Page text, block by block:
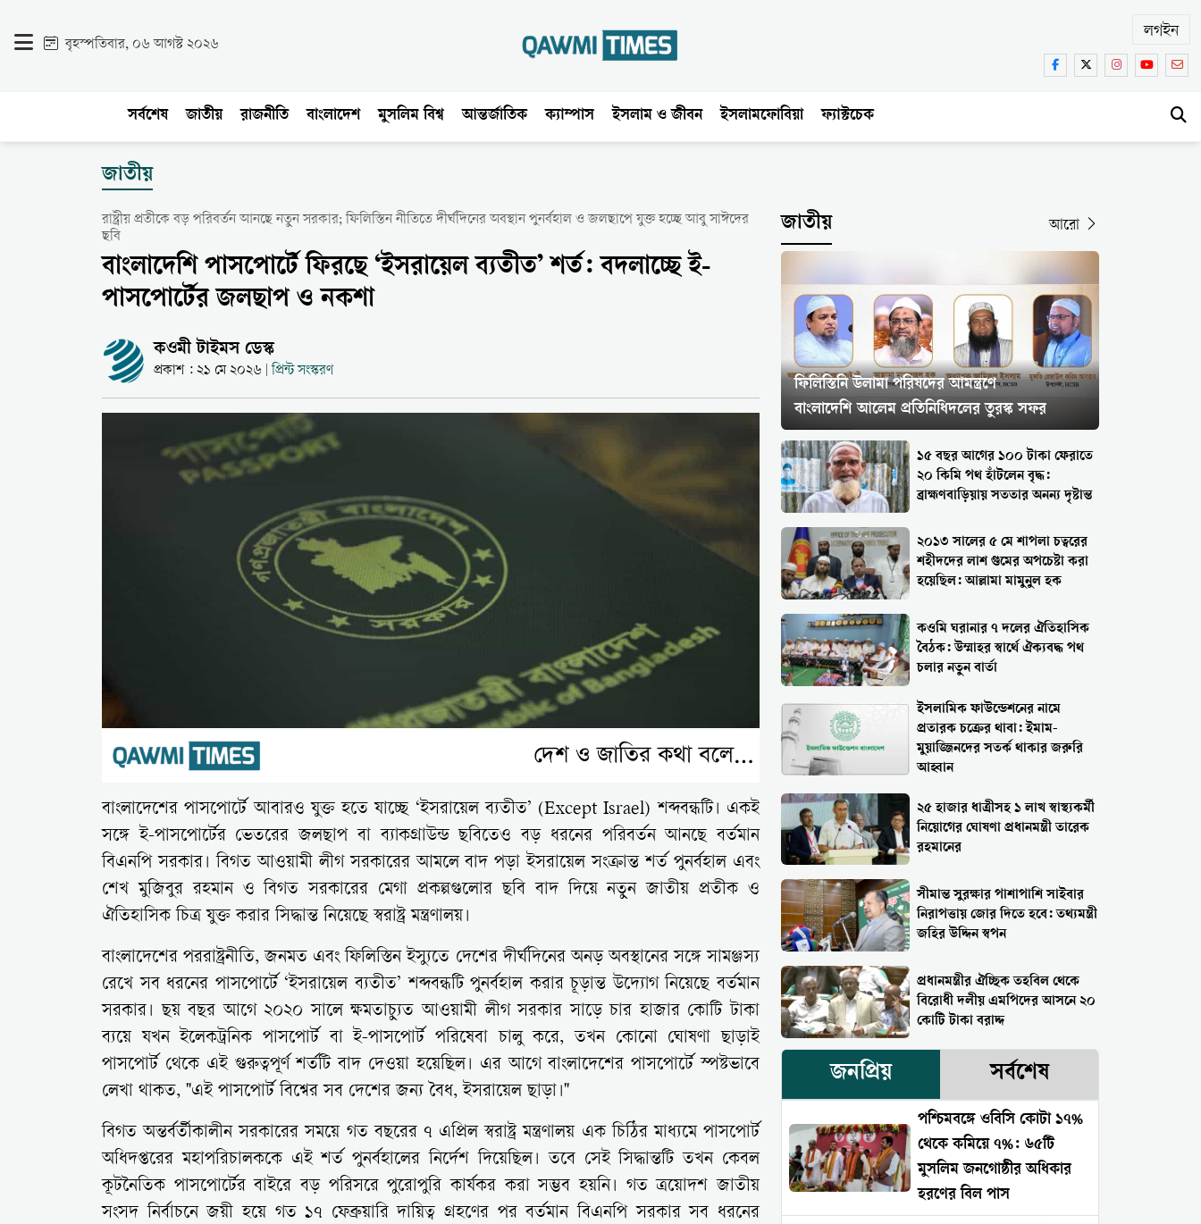
বৃহস্পতিবার, ০৬ আগস্ট ২০২৬
লগইন
সর্বশেষ জাতীয় রাজনীতি বাংলাদেশ মুসলিম বিশ্ব আন্তর্জাতিক ক্যাম্পাস ইসলাম ও জীবন ইসলামফোবিয়া ফ্যাক্টচেক
জাতীয়
রাষ্ট্রীয় প্রতীকে বড় পরিবর্তন আনছে নতুন সরকার; ফিলিস্তিন নীতিতে দীর্ঘদিনের অবস্থান পুনর্বহাল ও জলছাপে যুক্ত হচ্ছে আবু সাঈদের
ছবি
বাংলাদেশি পাসপোর্টে ফিরছে ‘ইসরায়েল ব্যতীত’ শর্ত: বদলাচ্ছে ই-
পাসপোর্টের জলছাপ ও নকশা
কওমী টাইমস ডেস্ক
প্রকাশ : ২১ মে ২০২৬ প্রিন্ট সংস্করণ
বাংলাদেশের পাসপোর্টে আবারও যুক্ত হতে যাচ্ছে ‘ইসরায়েল ব্যতীত’ (Except Israel) শব্দবন্ধটি। একই
সঙ্গে ই-পাসপোর্টের ভেতরের জলছাপ বা ব্যাকগ্রাউন্ড ছবিতেও বড় ধরনের পরিবর্তন আনছে বর্তমান
বিএনপি সরকার। বিগত আওয়ামী লীগ সরকারের আমলে বাদ পড়া ইসরায়েল সংক্রান্ত শর্ত পুনর্বহাল এবং
শেখ মুজিবুর রহমান ও বিগত সরকারের মেগা প্রকল্পগুলোর ছবি বাদ দিয়ে নতুন জাতীয় প্রতীক ও
ঐতিহাসিক চিত্র যুক্ত করার সিদ্ধান্ত নিয়েছে স্বরাষ্ট্র মন্ত্রণালয়।
বাংলাদেশের পররাষ্ট্রনীতি, জনমত এবং ফিলিস্তিন ইস্যুতে দেশের দীর্ঘদিনের অনড় অবস্থানের সঙ্গে সামঞ্জস্য
রেখে সব ধরনের পাসপোর্টে ‘ইসরায়েল ব্যতীত’ শব্দবন্ধটি পুনর্বহাল করার চূড়ান্ত উদ্যোগ নিয়েছে বর্তমান
সরকার। ছয় বছর আগে ২০২০ সালে ক্ষমতাচ্যুত আওয়ামী লীগ সরকার সাড়ে চার হাজার কোটি টাকা
ব্যয়ে যখন ইলেকট্রনিক পাসপোর্ট বা ই-পাসপোর্ট পরিষেবা চালু করে, তখন কোনো ঘোষণা ছাড়াই
পাসপোর্ট থেকে এই গুরুত্বপূর্ণ শর্তটি বাদ দেওয়া হয়েছিল। এর আগে বাংলাদেশের পাসপোর্টে স্পষ্টভাবে
লেখা থাকত, "এই পাসপোর্ট বিশ্বের সব দেশের জন্য বৈধ, ইসরায়েল ছাড়া।"
বিগত অন্তর্বর্তীকালীন সরকারের সময়ে গত বছরের ৭ এপ্রিল স্বরাষ্ট্র মন্ত্রণালয় এক চিঠির মাধ্যমে পাসপোর্ট
অধিদপ্তরের মহাপরিচালককে এই শর্ত পুনর্বহালের নির্দেশ দিয়েছিল। তবে সেই সিদ্ধান্তটি তখন কেবল
কূটনৈতিক পাসপোর্টের বাইরে বড় পরিসরে পুরোপুরি কার্যকর করা সম্ভব হয়নি। গত ত্রয়োদশ জাতীয়
সংসদ নির্বাচনে জয়ী হয়ে গত ১৭ ফেব্রুয়ারি দায়িত্ব গ্রহণের পর বর্তমান বিএনপি সরকার সব ধরনের
জাতীয় আরো
ফিলিস্তিনি উলামা পরিষদের আমন্ত্রণে
বাংলাদেশি আলেম প্রতিনিধিদলের তুরস্ক সফর
১৫ বছর আগের ১০০ টাকা ফেরাতে
২০ কিমি পথ হাঁটলেন বৃদ্ধ:
ব্রাহ্মণবাড়িয়ায় সততার অনন্য দৃষ্টান্ত
২০১৩ সালের ৫ মে শাপলা চত্বরের
শহীদদের লাশ গুমের অপচেষ্টা করা
হয়েছিল: আল্লামা মামুনুল হক
কওমি ঘরানার ৭ দলের ঐতিহাসিক
বৈঠক: উম্মাহর স্বার্থে ঐক্যবদ্ধ পথ
চলার নতুন বার্তা
ইসলামিক ফাউন্ডেশনের নামে
প্রতারক চক্রের থাবা: ইমাম-
মুয়াজ্জিনদের সতর্ক থাকার জরুরি
আহ্বান
২৫ হাজার ধাত্রীসহ ১ লাখ স্বাস্থ্যকর্মী
নিয়োগের ঘোষণা প্রধানমন্ত্রী তারেক
রহমানের
সীমান্ত সুরক্ষার পাশাপাশি সাইবার
নিরাপত্তায় জোর দিতে হবে: তথ্যমন্ত্রী
জহির উদ্দিন স্বপন
প্রধানমন্ত্রীর ঐচ্ছিক তহবিল থেকে
বিরোধী দলীয় এমপিদের আসনে ২০
কোটি টাকা বরাদ্দ
জনপ্রিয় সর্বশেষ
পশ্চিমবঙ্গে ওবিসি কোটা ১৭%
থেকে কমিয়ে ৭%: ৬৫টি
মুসলিম জনগোষ্ঠীর অধিকার
হরণের বিল পাস